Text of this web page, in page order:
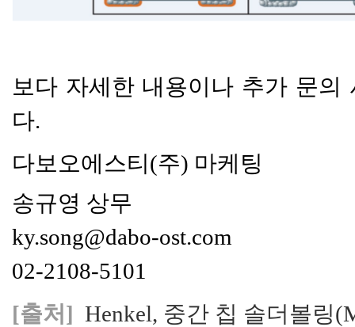
보다 자세한 내용이나 추가 문의
다.
다보오에스티(주) 마케팅
송규영 상무
ky.song@dabo-ost.com
02-2108-5101
[출처] Henkel, 중간 칩 솔더볼링